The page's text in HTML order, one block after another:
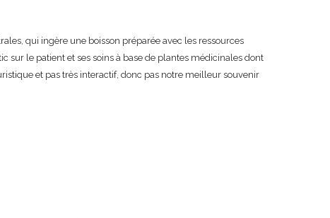
qui ingère une boisson préparée avec les ressources
sur le patient et ses soins à base de plantes médicinales dont
et pas très interactif, donc pas notre meilleur souvenir